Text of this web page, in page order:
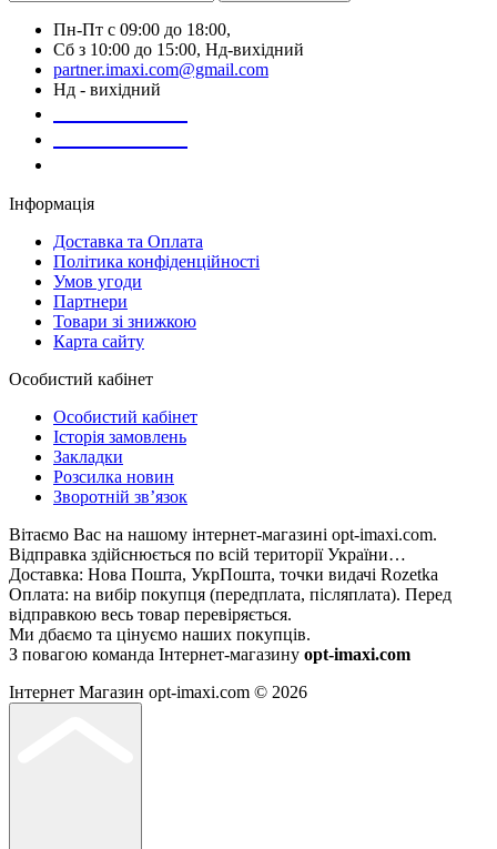
Пн-Пт с 09:00 до 18:00,
Сб з 10:00 до 15:00, Нд-вихідний
partner.imaxi.com@gmail.com
Нд - вихідний
Інформація
Доставка та Оплата
Політика конфіденційності
Умов угоди
Партнери
Товари зі знижкою
Карта сайту
Особистий кабінет
Особистий кабінет
Історія замовлень
Закладки
Розсилка новин
Зворотній зв’язок
Вітаємо Вас на нашому інтернет-магазині opt-imaxi.com.
Відправка здійснюється по всій території України…
Доставка: Нова Пошта, УкрПошта, точки видачі Rozetka
Оплата: на вибір покупця (передплата, післяплата). Перед
відправкою весь товар перевіряється.
Ми дбаємо та цінуємо наших покупців.
З повагою команда Інтернет-магазину opt-imaxi.com
Інтернет Магазин opt-imaxi.com © 2026